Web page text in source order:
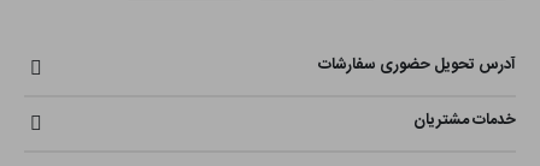
آدرس تحویل حضوری سفارشات
خدمات مشتریان